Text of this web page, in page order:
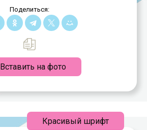
Поделиться:
Вставить на фото
Красивый шрифт